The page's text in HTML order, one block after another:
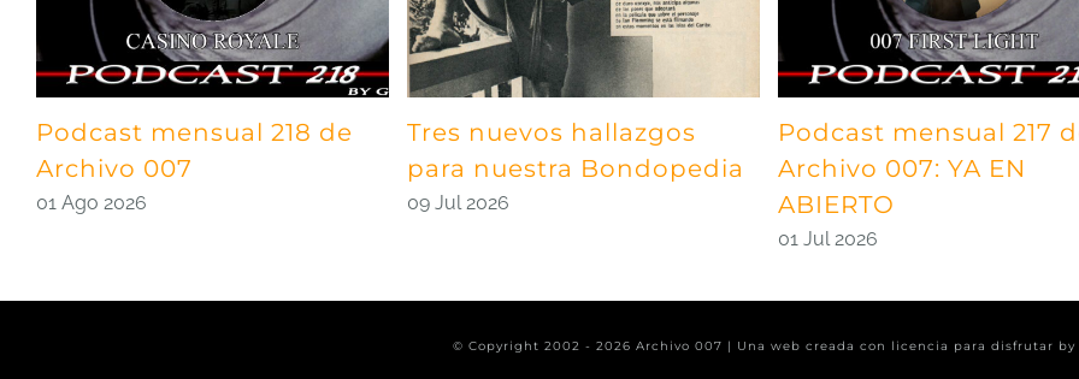
Podcast mensual 218 de
Archivo 007
01 Ago 2026
Tres nuevos hallazgos
para nuestra Bondopedia
09 Jul 2026
Podcast mensual 217
Archivo 007: YA EN
ABIERTO
01 Jul 2026
© Copyright 2002 - 2026 Archivo 007 | Una web creada con licencia para disfrutar by